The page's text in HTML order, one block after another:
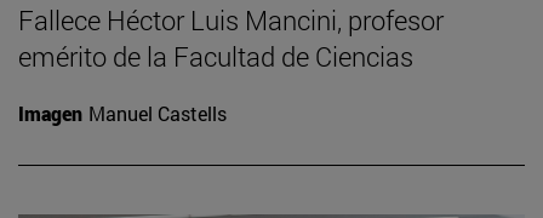
Fallece Héctor Luis Mancini, profesor
emérito de la Facultad de Ciencias
Imagen Manuel Castells